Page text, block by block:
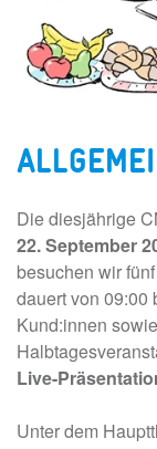
Die diesjährige
22. September
besuchen wir
dauert von 09:00
Kund:innen
Live-
Unter dem